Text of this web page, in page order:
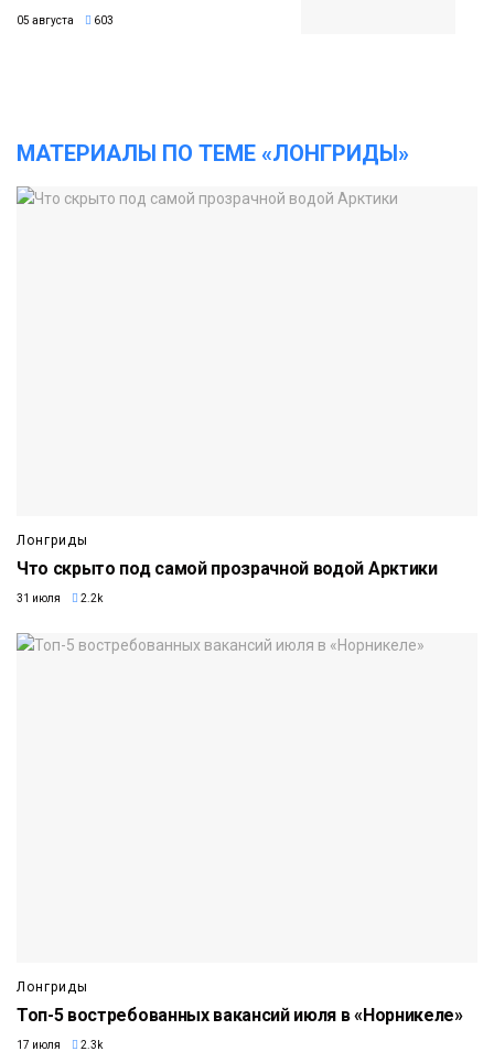
05 августа 603
МАТЕРИАЛЫ ПО ТЕМЕ «ЛОНГРИДЫ»
Лонгриды
Что скрыто под самой прозрачной водой Арктики
31 июля 2.2k
Лонгриды
Топ-5 востребованных вакансий июля в «Норникеле»
17 июля 2.3k